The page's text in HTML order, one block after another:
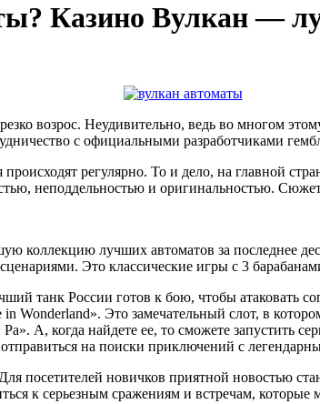
Казино Вулкан —
возрос. Неудивительно, ведь во многом
с официальными разработчиками
регулярно. То и дело, на главной
неподдельностью и оригинальностью.
коллекцию лучших автоматов за последнее
Это классические игры с 3
танк России готов к бою, чтобы атаковать
Wonderland». Это замечательный слот, в
А, когда найдете ее, то сможете запустить
на поиски приключений с
посетителей новичков приятной новостью
к серьезным сражениям и встречам,